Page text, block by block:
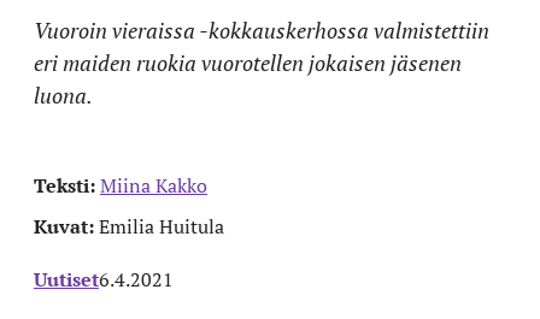
Vuoroin vieraissa -kokkauskerhossa valmistettiin
eri maiden ruokia vuorotellen jokaisen jäsenen
luona.
Teksti:Miina Kakko
Kuvat:Emilia Huitula
Uutiset6.4.2021